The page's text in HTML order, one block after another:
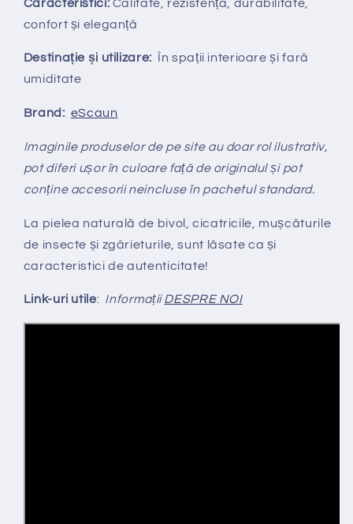
Caracteristici: Calitate, rezistență, durabilitate,
confort și eleganță
Destinație și utilizare: În spații interioare și fară
umiditate
Brand: eScaun
Imaginile produselor de pe site au doar rol ilustrativ,
pot diferi ușor în culoare față de originalul și pot
conține accesorii neincluse în pachetul standard.
La pielea naturală de bivol, cicatricile, mușcăturile
de insecte și zgârieturile, sunt lăsate ca și
caracteristici de autenticitate!
Link-uri utile: InformațiiDESPRE NOI